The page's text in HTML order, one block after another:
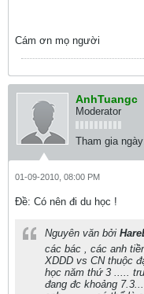
Cám ơn mọ người
AnhTuangc
Moderator
Tham gia
01-09-2010, 08:00 PM
Ðề: Có nên đi du học !
Nguyên văn bởi
các bác , các anh
XDDD vs CN thuộc
học năm thứ 3 .....
đang đc khoảng